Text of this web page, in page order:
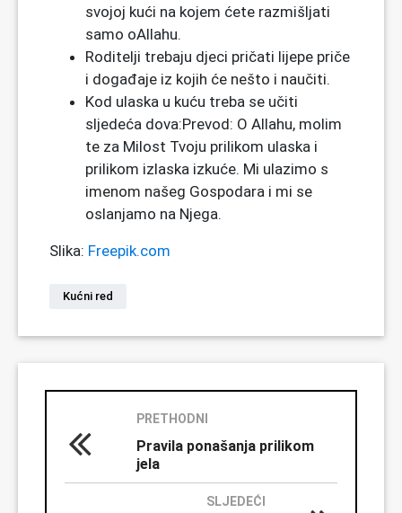
svojoj kući na kojem ćete razmišljati
samo oAllahu.
Roditelji trebaju djeci pričati lijepe priče
i događaje iz kojih će nešto i naučiti.
Kod ulaska u kuću treba se učiti
sljedeća dova:Prevod: O Allahu, molim
te za Milost Tvoju prilikom ulaska i
prilikom izlaska izkuće. Mi ulazimo s
imenom našeg Gospodara i mi se
oslanjamo na Njega.
Slika: Freepik.com
Kućni red
PRETHODNI
Pravila ponašanja prilikom
jela
SLJEDEĆI